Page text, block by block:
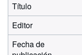
Título
Editor
Fecha de